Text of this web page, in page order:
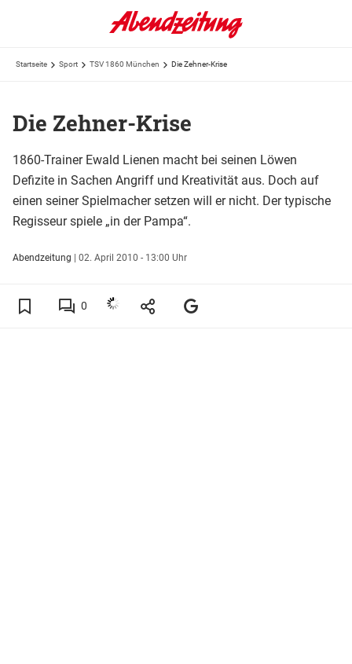
Startseite Sport TSV 1860 München Die Zehner-Krise
Die Zehner-Krise
1860-Trainer Ewald Lienen macht bei seinen Löwen
Defizite in Sachen Angriff und Kreativität aus. Doch auf
einen seiner Spielmacher setzen will er nicht. Der typische
Regisseur spiele „in der Pampa“.
Abendzeitung | 02. April 2010 - 13:00 Uhr
0